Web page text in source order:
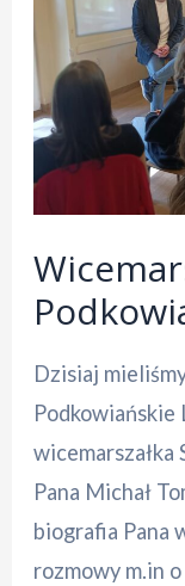
Dzisiaj
Podkowiańskie
Pana Michał
biografia Pana
rozmowy m.in